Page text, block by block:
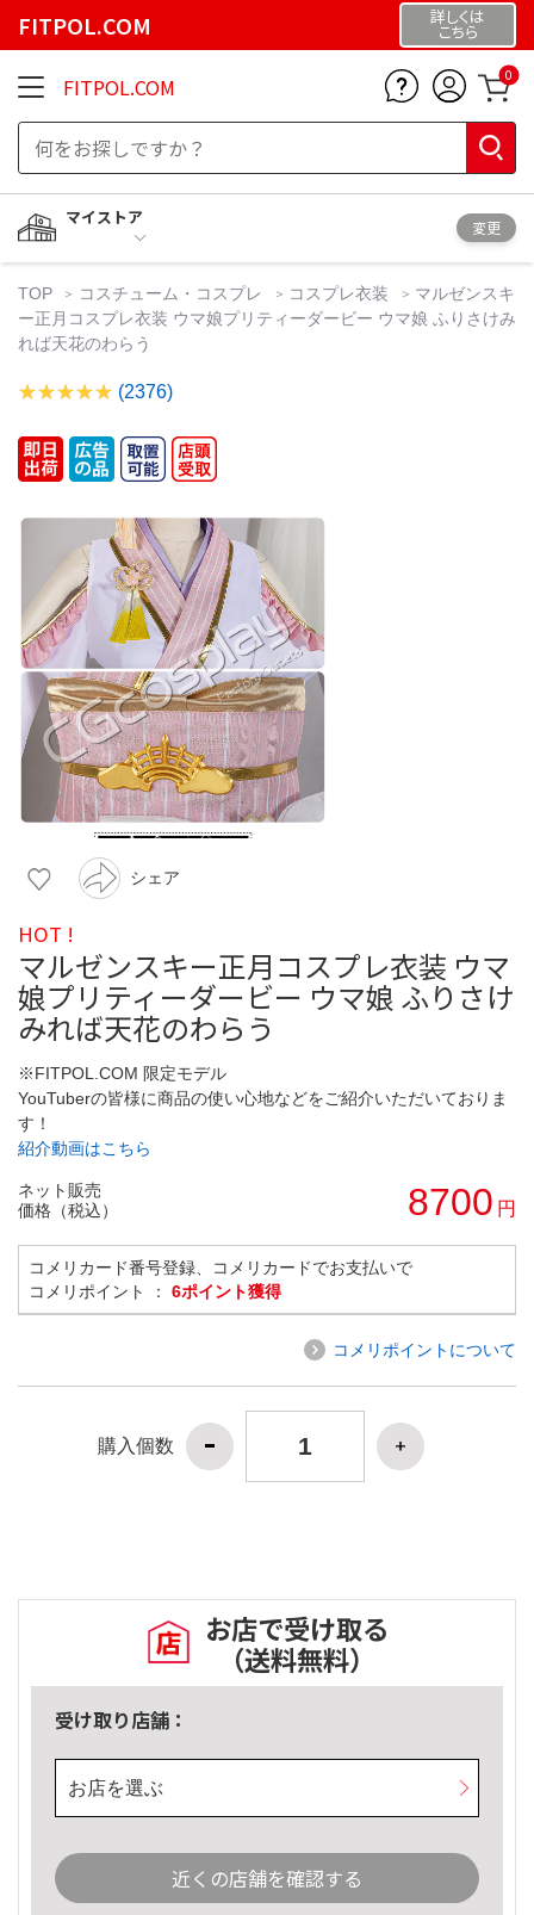
FITPOL.COM 詳しくは
こちら
FITPOL.COM 0
マイストア
変更
TOP コスチューム・コスプレ コスプレ衣装
マルゼンスキ
ー正月コスプレ衣装 ウマ娘プリティーダービー ウマ娘 ふりさけみ
れば天花のわらう
(2376)
シェア
HOT !
マルゼンスキー正月コスプレ衣装 ウマ
娘プリティーダービー ウマ娘 ふりさけ
みれば天花のわらう
※FITPOL.COM 限定モデル
YouTuberの皆様に商品の使い心地などをご紹介いただいておりま
す！
紹介動画はこちら
ネット販売
価格（税込）
8700 円
コメリカード番号登録、コメリカードでお支払いで
コメリポイント ： 6ポイント獲得
コメリポイントについて
購入個数
お店で受け取る
（送料無料）
受け取り店舗：
お店を選ぶ
近くの店舗を確認する